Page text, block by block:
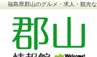
福島県郡山のグルメ・求人・観光